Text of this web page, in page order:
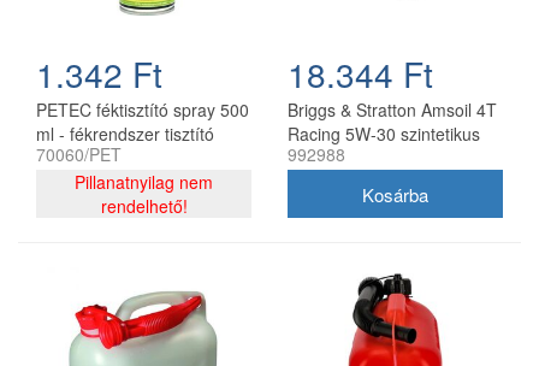
1.342 Ft
PETEC féktisztító spray 500
ml - fékrendszer tisztító
aeroszol
70060/PET
Pillanatnyilag nem
rendelhető!
18.344 Ft
Briggs & Stratton Amsoil 4T
Racing 5W-30 szintetikus
motorolaj 0,95 l
992988